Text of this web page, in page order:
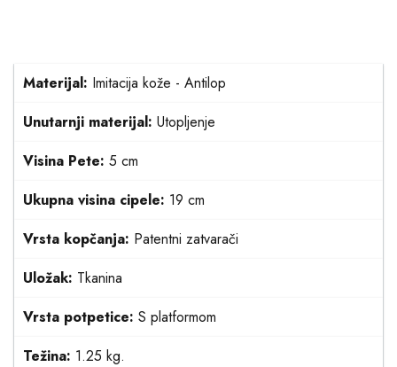
Materijal: Imitacija kože - Antilop
Unutarnji materijal: Utopljenje
Visina Pete: 5 cm
Ukupna visina cipele: 19 cm
Vrsta kopčanja: Patentni zatvarači
Uložak: Tkanina
Vrsta potpetice: S platformom
Težina: 1.25 kg.